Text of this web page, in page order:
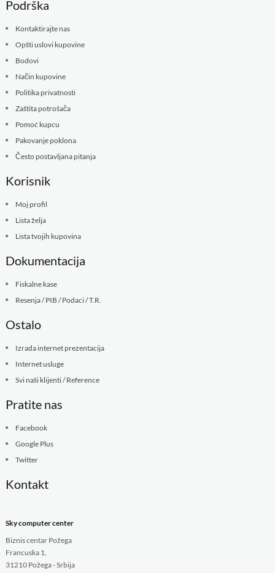
Podrška
Kontaktirajte nas
Opšti uslovi kupovine
Bodovi
Način kupovine
Politika privatnosti
Zaštita potrošača
Pomoć kupcu
Pakovanje poklona
Često postavljana pitanja
Korisnik
Moj profil
Lista želja
Lista tvojih kupovina
Dokumentacija
Fiskalne kase
Resenja / PIB / Podaci / T.R.
Ostalo
Izrada internet prezentacija
Internet usluge
Svi naši klijenti / Reference
Pratite nas
Facebook
Google Plus
Twitter
Kontakt
Sky computer center
Biznis centar Požega
Francuska 1,
31210 Požega - Srbija